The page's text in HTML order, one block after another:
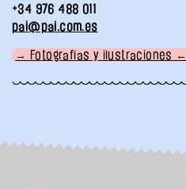
+34 976 488 011
pai@pai.com.es
→ Fotografías y ilustraciones ←